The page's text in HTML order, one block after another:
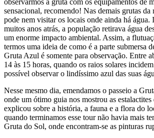
observarmos a gruta com os equipamentos de
sensacional, recomendo! Nas demais grutas da
pode nem visitar os locais onde ainda há água.
muitos anos atrás, a população retirava água
um enorme impacto ambiental. Assim, a
termos uma ideia de como é a parte submersa
Gruta Azul é somente para observação. Entre
14 às 15 horas, quando os raios solares
possível observar o lindíssimo azul das suas
Nesse mesmo dia, emendamos o passeio a
onde um ótimo guia nos mostrou as estalactites
explicou sobre a história, a fauna e a flora do
quando terminamos esse tour não havia mais
Gruta do Sol, onde encontram-se as pinturas